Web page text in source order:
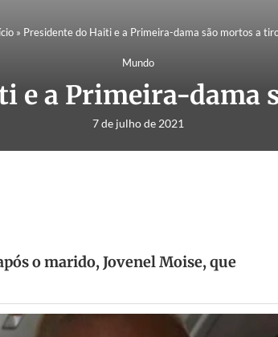
» Presidente do Haiti e a Primeira-dama são mortos a
Mundo
e a Primeira-dama
7 de julho de 2021
o marido, Jovenel Moise, que